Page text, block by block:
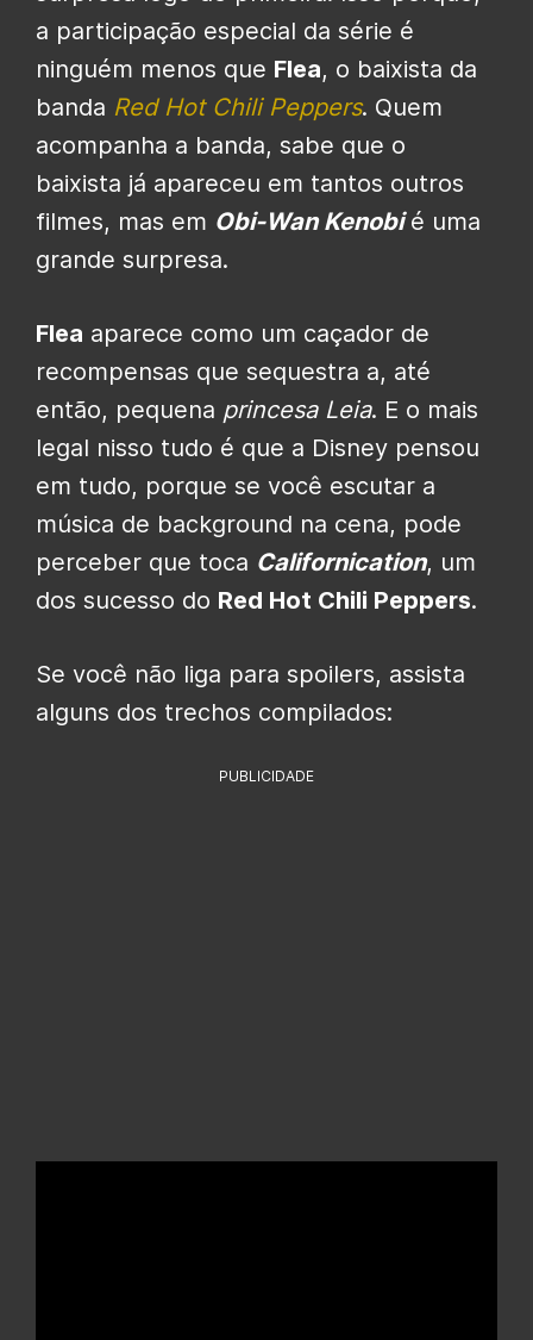
a participação especial da série é
ninguém menos que Flea, o baixista da
banda Red Hot Chili Peppers. Quem
acompanha a banda, sabe que o
baixista já apareceu em tantos outros
filmes, mas em Obi-Wan Kenobié uma
grande surpresa.
Flea aparece como um caçador de
recompensas que sequestra a, até
então, pequena princesa Leia. E o mais
legal nisso tudo é que a Disney pensou
em tudo, porque se você escutar a
música de background na cena, pode
perceber que toca Californication, um
dos sucesso do Red Hot Chili Peppers.
Se você não liga para spoilers, assista
alguns dos trechos compilados:
PUBLICIDADE